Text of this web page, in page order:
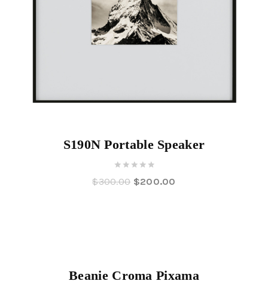
S190N Portable Speaker
out
$300.00 $200.00
Beanie Croma Pixama